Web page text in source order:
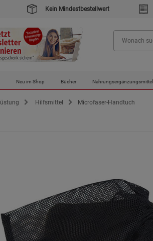
Kein Mindestbestellwert
Neu im Shop Bücher Nahrungsergänzungsmittel
Shop Hilfsmittel Microfaser-Handtuch